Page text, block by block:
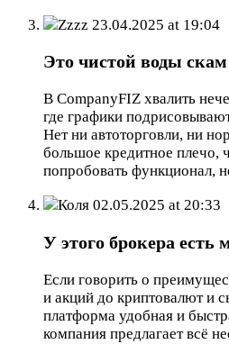
Zzzz 23.04.2025 at 19:04
Это чистой воды скам
В CompanyFIZ хвалить
где графики
Нет ни автоторговли, ни
большое кредитное плечо,
попробовать функционал,
Коля 02.05.2025 at 20:33
У этого брокера
Если говорить о
и акций до криптовалют и
платформа удобная и
компания предлагает всё